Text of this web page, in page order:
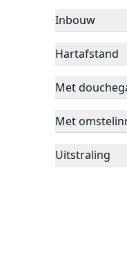
Inbouw
Hartafstand
Met
Met
Uitstraling